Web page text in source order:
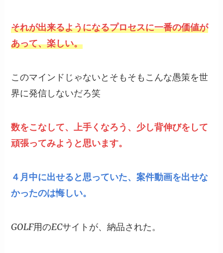
それが出来るようになるプロセスに一番の価値が
あって、楽しい。
このマインドじゃないとそもそもこんな愚策を世
界に発信しないだろ笑
数をこなして、上手くなろう、少し背伸びをして
頑張ってみようと思います。
４月中に出せると思っていた、案件動画を出せな
かったのは悔しい。
GOLF用のECサイトが、納品された。